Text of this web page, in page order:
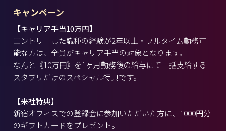
キャンペーン
【キャリア手当10万円】
エントリーした職種の経験が2年以上・フルタイム勤務可
能な方は、全員がキャリア手当の対象となります。
なんと《10万円》を1ヶ月勤務後の給与にて一括支給する
スタブリだけのスペシャル特典です。
【来社特典】
新宿オフィスでの登録会に参加いただいた方に、1000円分
のギフトカードをプレゼント。